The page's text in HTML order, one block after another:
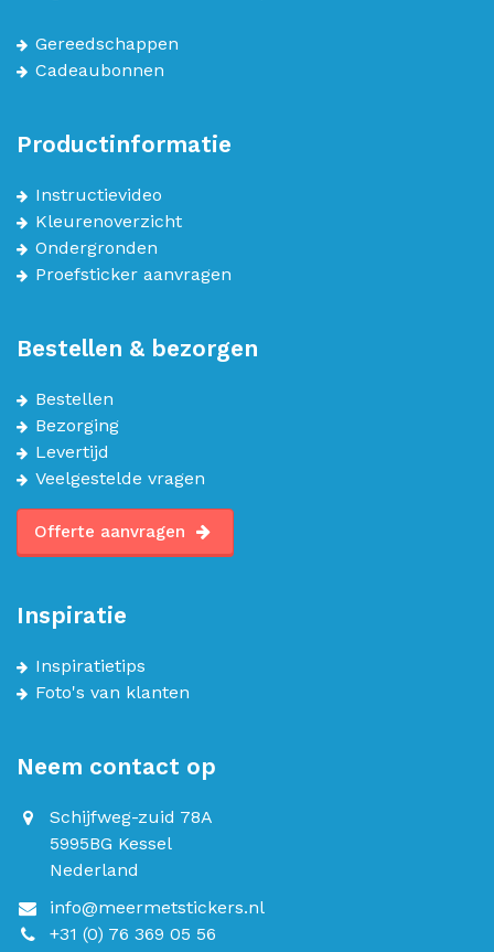
Gereedschappen
Cadeaubonnen
Productinformatie
Instructievideo
Kleurenoverzicht
Ondergronden
Proefsticker aanvragen
Bestellen & bezorgen
Bestellen
Bezorging
Levertijd
Veelgestelde vragen
Offerte aanvragen
Inspiratie
Inspiratietips
Foto's van klanten
Neem contact op
Schijfweg-zuid 78A
5995BG Kessel
Nederland
info@meermetstickers.nl
+31 (0) 76 369 05 56